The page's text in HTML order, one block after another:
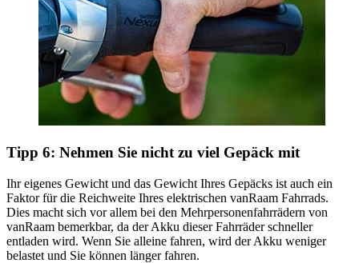
Tipp 6: Nehmen Sie nicht zu viel Gepäck mit
Ihr eigenes Gewicht und das Gewicht Ihres Gepäcks ist auch ein
Faktor für die Reichweite Ihres elektrischen vanRaam Fahrrads.
Dies macht sich vor allem bei den Mehrpersonenfahrrädern von
vanRaam bemerkbar, da der Akku dieser Fahrräder schneller
entladen wird. Wenn Sie alleine fahren, wird der Akku weniger
belastet und Sie können länger fahren.